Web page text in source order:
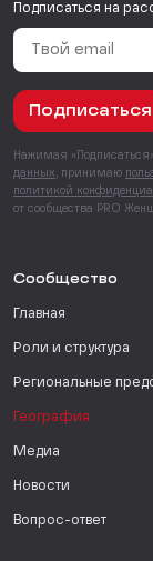
Подписаться на
Подписаться
Нажимая
данных , принимаю
политикой
от сообщества PRO
Сообщество
Главная
Роли и структура
Региональные
География
Медиа
Новости
Вопрос-ответ